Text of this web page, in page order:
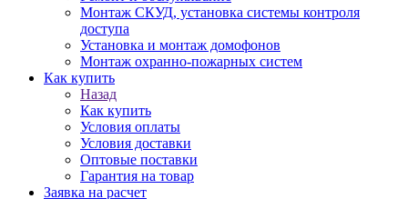
Монтаж СКУД, установка системы контроля
доступа
Установка и монтаж домофонов
Монтаж охранно-пожарных систем
Как купить
Назад
Как купить
Условия оплаты
Условия доставки
Оптовые поставки
Гарантия на товар
Заявка на расчет